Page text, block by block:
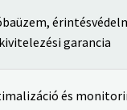
garancia
és